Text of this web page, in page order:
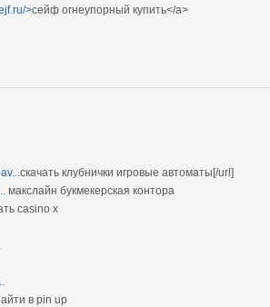
>сейф огнеупорный купить</a>
скачать клубнички игровые автоматы[/url]
макслайн букмекерская контора
casino x
в pin up